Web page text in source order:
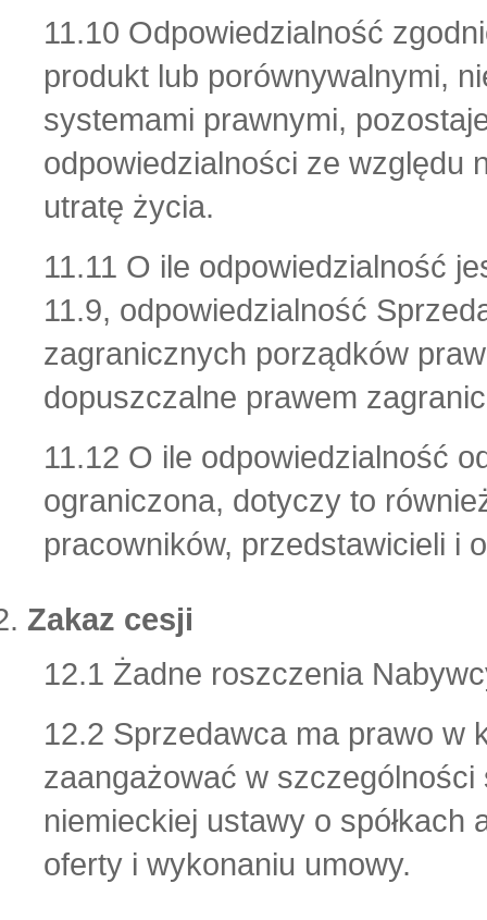
11.10 Odpowiedzialność
produkt lub porównywalnymi,
systemami prawnymi,
odpowiedzialności ze względu
utratę życia.
11.11 O ile odpowiedzialność
11.9, odpowiedzialność
zagranicznych porządków
dopuszczalne prawem
11.12 O ile odpowiedzialność
ograniczona, dotyczy to
pracowników, przedstawicieli i
Zakaz cesji
12.1 Żadne roszczenia
12.2 Sprzedawca ma prawo w
zaangażować w szczególności
niemieckiej ustawy o
oferty i wykonaniu umowy.